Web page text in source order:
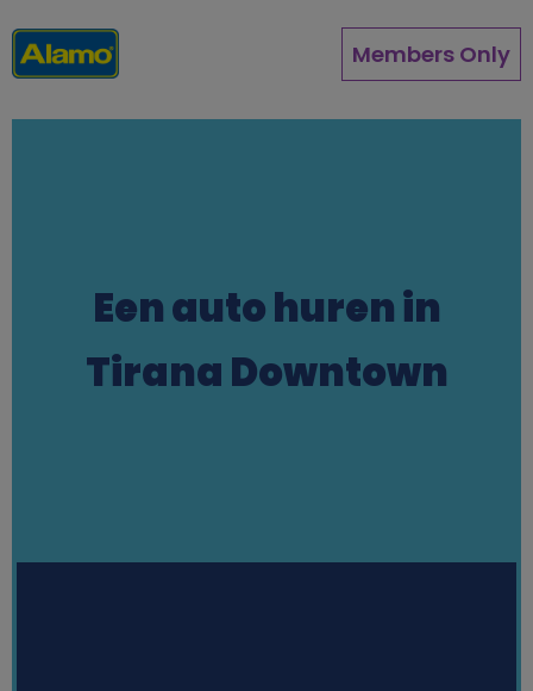
en
naar
Members Only
Een auto huren in
Tirana Downtown